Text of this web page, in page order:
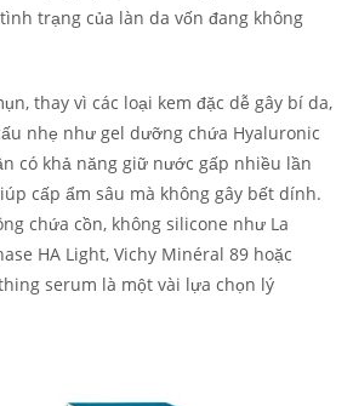
trạng của làn da vốn đang không
thay vì các loại kem đặc dễ gây bí da,
nhẹ như gel dưỡng chứa Hyaluronic
có khả năng giữ nước gấp nhiều lần
cấp ẩm sâu mà không gây bết dính.
chứa cồn, không silicone như La
HA Light, Vichy Minéral 89 hoặc
serum là một vài lựa chọn lý